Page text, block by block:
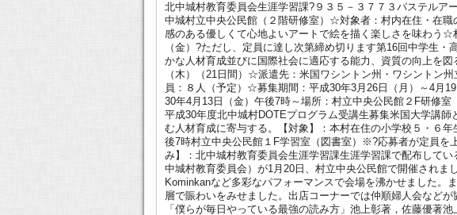
北中城村教育委員会生涯学習課?９３５－３７７３パステル
中城村立中央公民館（２階研修室）☆対象者：村内在住・在
感のある優しくて心地よいアートで絵を描く楽しさを味わう
（金）?ただし、定員に達し次第締め切ります第16回中学生
かな人材育成並びに国際社会に適応する能力、資質の向上を
（木）（21日間）☆派遣先：米国ワシントン州・ワシントン
員：８人（予定）☆募集期間：平成30年3月26日（月）～4月
30年4月13日（金）午後7時～場所：村立中央公民館２F研修
平成30年度北中城村DOTEプログラム受講生募集米国大学講
む人材育成に寄与する。【対象】：本村在住の小学校５・６
後7時村立中央公民館１F学習室（図書室）※?応募者が定員を
み】：北中城村教育委員会生涯学習課生涯学習課で配布して
中城村教育委員会）が1月20日、村立中央公民館で開催され
Kominkanなど多彩なパフォーマンスで会場を沸かせました。
層で賑わいをみせました。出店コーナーでは仲順婦人会など
「僕らが毎日やっている最強の読み方」池上彰著，佐藤優著